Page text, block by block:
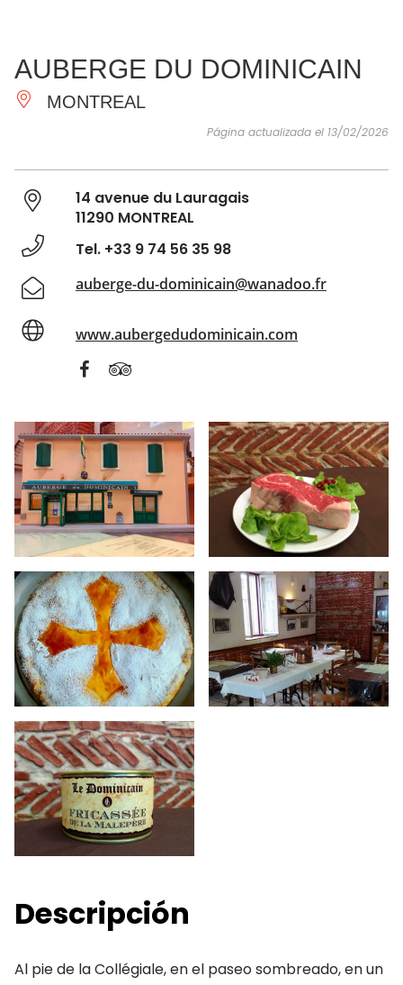
IMPRESCINDIBLES
HACER
INSPIRACIONES
AUBERGE DU DOMINICAIN
MONTREAL
Página actualizada el 13/02/2026
14 avenue du Lauragais
11290 MONTREAL
Tel. +33 9 74 56 35 98
auberge-du-dominicain@wanadoo.fr
www.aubergedudominicain.com
Descripción
Al pie de la Collégiale, en el paseo sombreado, en un